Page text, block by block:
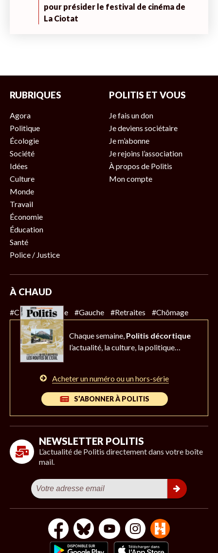
pour présider le festival de cinéma de
La Ciotat
RUBRIQUES
Agora
Politique
Écologie
Société
Idées
Culture
Monde
Travail
Économie
Éducation
Santé
Police / Justice
POLITIS ET VOUS
Je fais un don
Je deviens sociétaire
Je m’abonne
Je rejoins l’association
À propos de Politis
Mon compte
À CHAUD
#Climat #Police #Gauche #Retraites #Chômage
Chaque semaine, Politis décortique
l’actualité, la culture, la politique…
Acheter un numéro ou un hors-série
S’ABONNER À POLITIS
NEWSLETTER POLITIS
L’actualité de Politis directement dans votre boîte
mail.